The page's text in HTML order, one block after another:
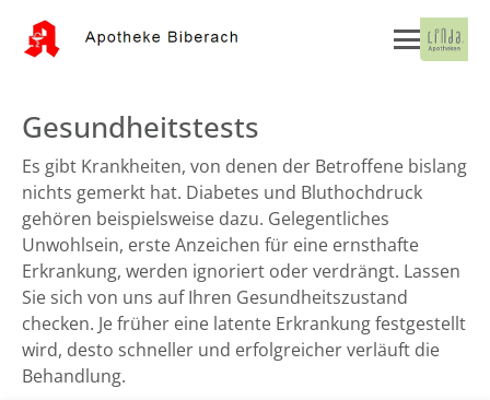
Gesundheitstests
Es gibt Krankheiten, von denen der Betroffene bislang
nichts gemerkt hat. Diabetes und Bluthochdruck
gehören beispielsweise dazu. Gelegentliches
Unwohlsein, erste Anzeichen für eine ernsthafte
Erkrankung, werden ignoriert oder verdrängt. Lassen
Sie sich von uns auf Ihren Gesundheitszustand
checken. Je früher eine latente Erkrankung festgestellt
wird, desto schneller und erfolgreicher verläuft die
Behandlung.